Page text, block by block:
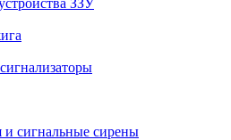
ЗЗУ
и сигнальные сирены